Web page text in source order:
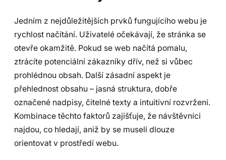
Jedním z nejdůležitějších prvků fungujícího webu je
rychlost načítání. Uživatelé očekávají, že stránka se
otevře okamžitě. Pokud se web načítá pomalu,
ztrácíte potenciální zákazníky dřív, než si vůbec
prohlédnou obsah. Další zásadní aspekt je
přehlednost obsahu – jasná struktura, dobře
označené nadpisy, čitelné texty a intuitivní rozvržení.
Kombinace těchto faktorů zajišťuje, že návštěvníci
najdou, co hledají, aniž by se museli dlouze
orientovat v prostředí webu.